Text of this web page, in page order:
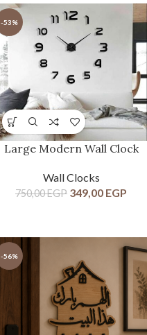
-53%
Large Modern Wall Clock
Wall Clocks
750,00EGP 349,00 EGP
-56%